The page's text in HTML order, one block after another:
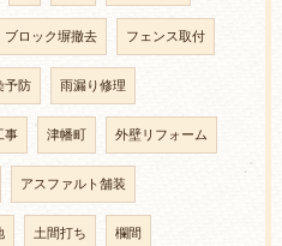
ブロック塀撤去 フェンス取付
予防 雨漏り修理
事 津幡町 外壁リフォーム
アスファルト舗装
土間打ち 欄間